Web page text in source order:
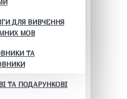
ДЛЯ ВИВЧЕННЯ
МОВ
ТА
ТА ПОДАРУНКОВІ